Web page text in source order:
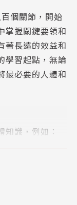
個關節，開始
掌握關鍵要領和
著長遠的效益和
學習起點，無論
最必要的人體和
識，例如：
其功能和作